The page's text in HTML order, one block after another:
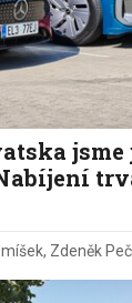
, Zdeněk